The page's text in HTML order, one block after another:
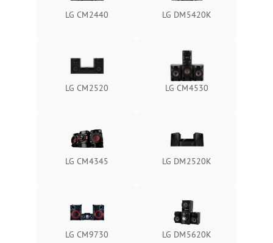
LG CM2440 LG DM5420K
LG CM2520 LG CM4530
LG CM4345 LG DM2520K
LG CM9730 LG DM5620K